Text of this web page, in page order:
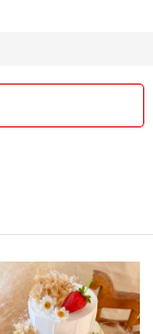
細は遠慮なく問い
せください。